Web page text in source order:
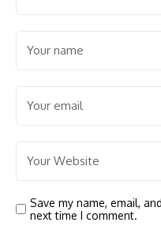
Save my name, email,
next time I comment.